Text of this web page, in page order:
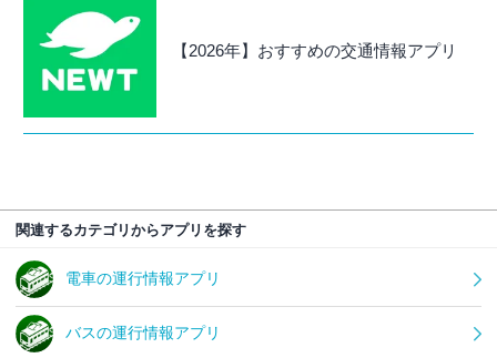
【2026年】おすすめの交通情報アプリ
関連するカテゴリからアプリを探す
電車の運行情報アプリ
バスの運行情報アプリ